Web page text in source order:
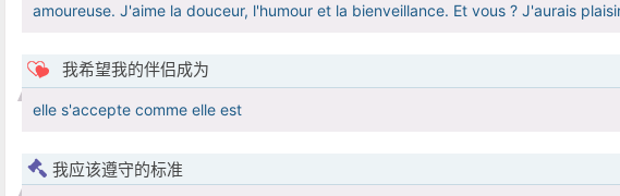
amoureuse. J'aime la douceur, l'humour et la bienveillance. Et vous ? J'aurais
我希望我的伴侣成为
elle s'accepte comme elle est
我应该遵守的标准